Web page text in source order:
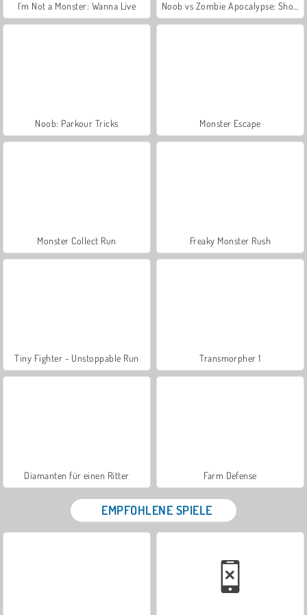
I'm Not a Monster: Wanna Live
Noob: Parkour Tricks Monster Escape
Monster Collect Run Freaky Monster Rush
Tiny Fighter - Unstoppable Run Transmorpher 1
Diamanten für einen Ritter Farm Defense
EMPFOHLENE SPIELE